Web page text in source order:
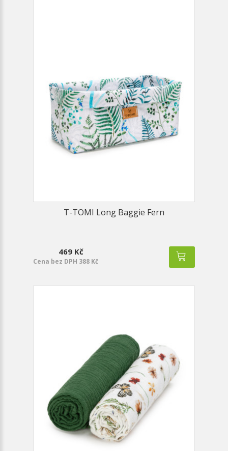
T-TOMI Long Baggie Fern
469 Kč
Cena bez DPH 388 Kč